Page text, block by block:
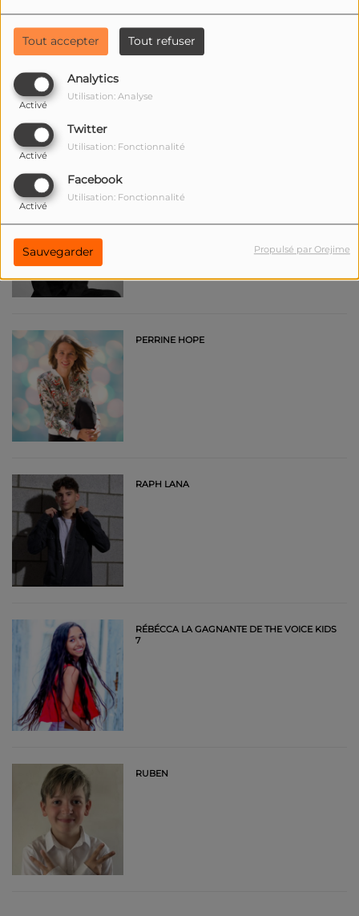
Tout accepter Tout refuser
Analytics
Activé
Utilisation: Analyse
Twitter
Activé
Utilisation: Fonctionnalité
Facebook
Activé
Utilisation: Fonctionnalité
Sauvegarder Propulsé par Orejime
NOÉMIE PROVOST
OCEANA
PERRINE HOPE
RAPH LANA
RÉBÉCCA LA GAGNANTE DE THE VOICE KIDS
7
RUBEN